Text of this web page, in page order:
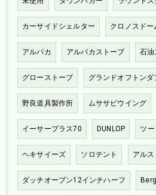
カーサイドシェルター クロノスドー
アルパカ アルパカストーブ 石油
グローストーブ グランドオフトンダ
野良道具製作所 ムササビウイング
イーサープラス70 DUNLOP ツー
ヘキサイーズ ソロテント アル
ダッチオーブン12インチハーフ